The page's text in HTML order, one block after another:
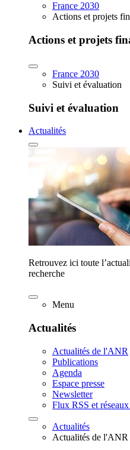
France 2030
Actions et projets
Actions et projets
France 2030
Suivi et évaluation
Suivi et évaluation
Actualités
Retrouvez ici toute
recherche
Menu
Actualités
Actualités de l'ANR
Publications
Agenda
Espace presse
Newsletter
Flux RSS et
Actualités
Actualités de l'ANR